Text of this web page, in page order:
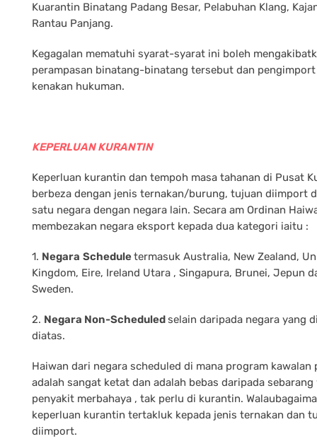
Kuarantin Binatang Padang Besar, Pelabuhan Klang,
Rantau Panjang.
Kegagalan mematuhi syarat-syarat ini boleh
perampasan binatang-binatang tersebut dan
kenakan hukuman.
KEPERLUAN KURANTIN
Keperluan kurantin dan tempoh masa tahanan di Pusat
berbeza dengan jenis ternakan/burung, tujuan diimport
satu negara dengan negara lain. Secara am Ordinan
membezakan negara eksport kepada dua kategori iaitu :
1. Negara Scheduletermasuk Australia, New Zealand,
Kingdom, Eire, Ireland Utara , Singapura, Brunei, Jepun
Sweden.
2. Negara Non-Scheduledselain daripada negara yang
diatas.
Haiwan dari negara scheduled di mana program kawalan
adalah sangat ketat dan adalah bebas daripada sebarang
penyakit merbahaya , tak perlu di kurantin.
keperluan kurantin tertakluk kepada jenis ternakan dan
diimport.